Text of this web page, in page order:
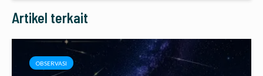
Artikel terkait
OBSERVASI